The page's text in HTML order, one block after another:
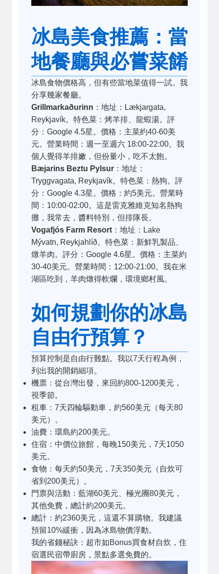
冰島美食推薦：當
地餐廳與必嘗菜餚
冰島食物價格高，但有些當地菜值得一試。我
分享幾家餐廳。
Grillmarkaðurinn ：地址：Lækjargata,
Reykjavík。特色菜：烤羊排、龍蝦湯。評
分：Google 4.5星。價格：主菜約40-60美
元。營業時間：週一至週六 18:00-22:00。我
個人覺得羊排嫩，但份量小，吃不太飽。
Bæjarins Beztu Pylsur ：地址：
Tryggvagata, Reykjavík。特色菜：熱狗。評
分：Google 4.3星。價格：約5美元。營業時
間：10:00-02:00。這是雷克雅維克知名熱狗
攤，我常去，醬料特別，但排隊長。
Vogafjós Farm Resort ：地址：Lake
Mývatn, Reykjahlíð。特色菜：新鮮乳製品、
燉羊肉。評分：Google 4.6星。價格：主菜約
30-40美元。營業時間：12:00-21:00。我在米
湖區吃到，羊肉燉得軟爛，環境鄉村風。
如何規劃你的冰島
自由行預算？
預算控制是自由行難點。我以7天行程為例，
列出我的開銷細項。
機票：從台灣出發，來回約800-1200美元，
視季節。
租車：7天四輪驅動車，約560美元（每天80
美元）。
油費：環島約200美元。
住宿：中價位旅館，每晚150美元，7天1050
美元。
食物：每天約50美元，7天350美元（自炊可
省到200美元）。
門票與活動：藍湖60美元、極光團80美元，
其他免費，總計約200美元。
總計：約2360美元，這還不算購物。我建議
預留10%緩衝，因為冰島物價浮動。
我的省錢秘訣：超市如Bonus買食材自炊，住
宿選民宿帶廚房，景點多選免費的。